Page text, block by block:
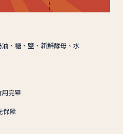
、糖、鹽、新鮮酵母、水
完畢
保障